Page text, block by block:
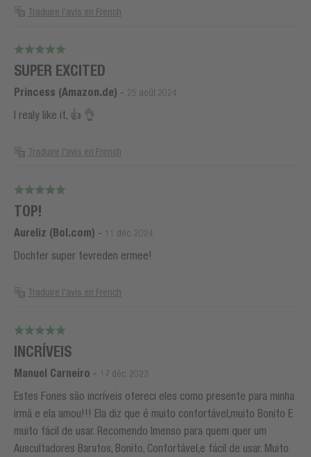
Traduire l'avis en French
SUPER EXCITED
Princess (Amazon.de) - 25 août 2024
I realy like it, 👍 👌
Traduire l'avis en French
TOP!
Aureliz (Bol.com) - 11 déc. 2024
Dochter super tevreden ermee!
Traduire l'avis en French
INCRÍVEIS
Manuel Carneiro - 17 déc. 2023
Estes Fones são incríveis ofereci eles como presente para minha
irmã e ela amou!!! Ela diz que é muito confortável,muito Bonito E
muito fácil de usar. Recomendo Imenso para quem quer um
Auscultadores Baratos, Bonito, Confortável,e fácil de usar. Muito